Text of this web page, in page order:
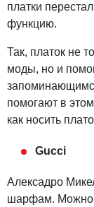
платки
функцию.
Так, платок не
моды, но и
помогают в
как носить
Gucci
Алексадро
шарфам. Можно